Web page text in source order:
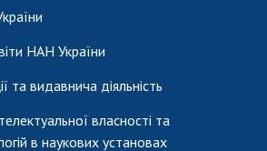
НАН України
та видавнича діяльність
власності та
в наукових установах